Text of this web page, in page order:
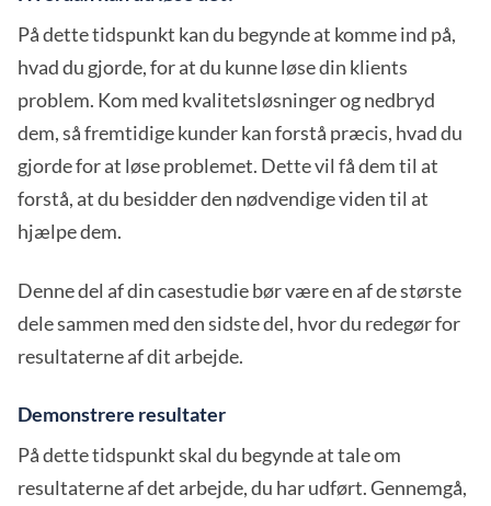
På dette tidspunkt kan du begynde at komme ind på,
hvad du gjorde, for at du kunne løse din klients
problem. Kom med kvalitetsløsninger og nedbryd
dem, så fremtidige kunder kan forstå præcis, hvad du
gjorde for at løse problemet. Dette vil få dem til at
forstå, at du besidder den nødvendige viden til at
hjælpe dem.
Denne del af din casestudie bør være en af de største
dele sammen med den sidste del, hvor du redegør for
resultaterne af dit arbejde.
Demonstrere resultater
På dette tidspunkt skal du begynde at tale om
resultaterne af det arbejde, du har udført. Gennemgå,